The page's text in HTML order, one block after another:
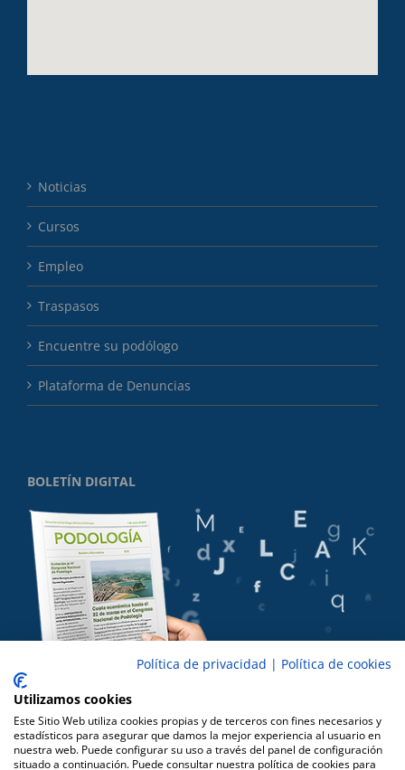
Noticias
Cursos
Empleo
Traspasos
Encuentre su podólogo
Plataforma de Denuncias
BOLETÍN DIGITAL
Política de privacidad | Política de cookies
Utilizamos cookies
Este Sitio Web utiliza cookies propias y de terceros con fines necesarios y
estadísticos para asegurar que damos la mejor experiencia al usuario en
nuestra web. Puede configurar su uso a través del panel de configuración
situado a continuación. Puede consultar nuestra política de cookies para